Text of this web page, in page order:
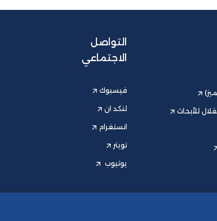
للأبحاث
التواصل
الاجتماعي
فيسبوك
لنكد ان
انستغرام
تويتر
يوتيوب